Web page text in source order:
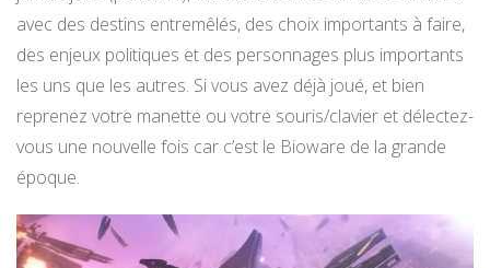
avec des destins entremêlés, des choix importants à faire,
des enjeux politiques et des personnages plus importants
les uns que les autres. Si vous avez déjà joué, et bien
reprenez votre manette ou votre souris/clavier et délectez-
vous une nouvelle fois car c’est le Bioware de la grande
époque.